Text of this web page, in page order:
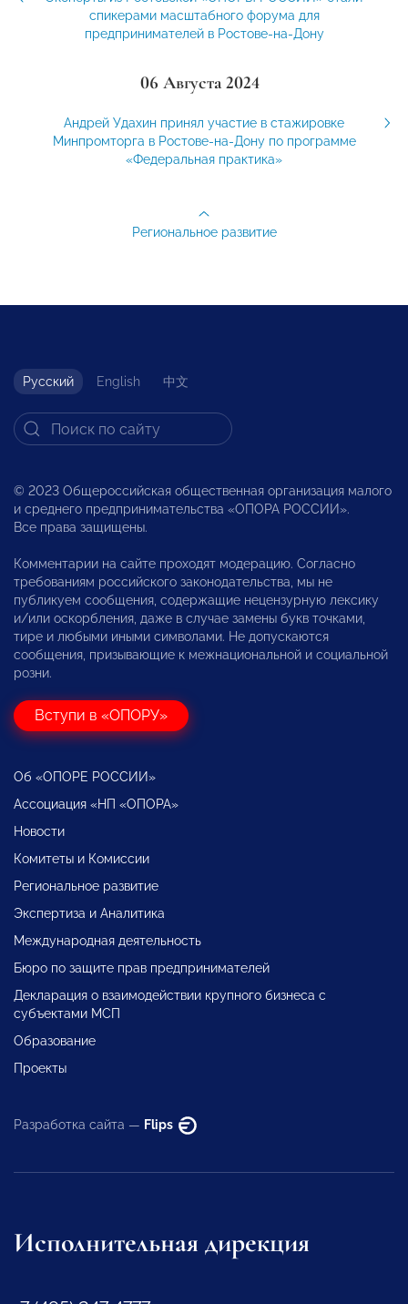
спикерами масштабного форума для
предпринимателей в Ростове-на-Дону
06 Августа 2024
Андрей Удахин принял участие в стажировке
Минпромторга в Ростове-на-Дону по программе
«Федеральная практика»
Региональное развитие
Русский English 中文
© 2023 Общероссийская общественная организация малого
и среднего предпринимательства «ОПОРА РОССИИ».
Все права защищены.
Комментарии на сайте проходят модерацию. Согласно
требованиям российского законодательства, мы не
публикуем сообщения, содержащие нецензурную лексику
и/или оскорбления, даже в случае замены букв точками,
тире и любыми иными символами. Не допускаются
сообщения, призывающие к межнациональной и социальной
розни.
Вступи в «ОПОРУ»
Об «ОПОРЕ РОССИИ»
Ассоциация «НП «ОПОРА»
Новости
Комитеты и Комиссии
Региональное развитие
Экспертиза и Аналитика
Международная деятельность
Бюро по защите прав предпринимателей
Декларация о взаимодействии крупного бизнеса с
субъектами МСП
Образование
Проекты
Разработка сайта — Flips
Исполнительная дирекция